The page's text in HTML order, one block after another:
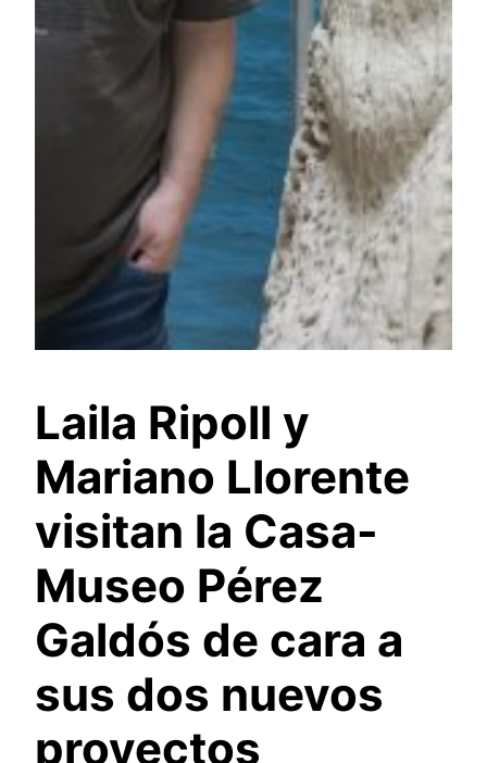
Laila Ripoll y
Mariano Llorente
visitan la Casa-
Museo Pérez
Galdós de cara a
sus dos nuevos
proyectos